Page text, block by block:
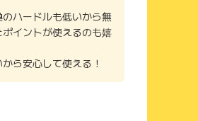
ハードルも低いから無
イントが使えるのも嬉
ら安心して使える！